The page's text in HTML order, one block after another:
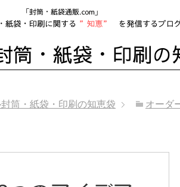
筒・紙袋・印刷の知恵袋 オーダ